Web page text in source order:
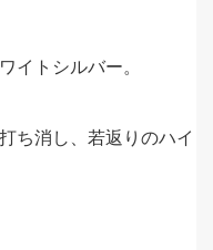
イトシルバー。
ち消し、若返りのハイ